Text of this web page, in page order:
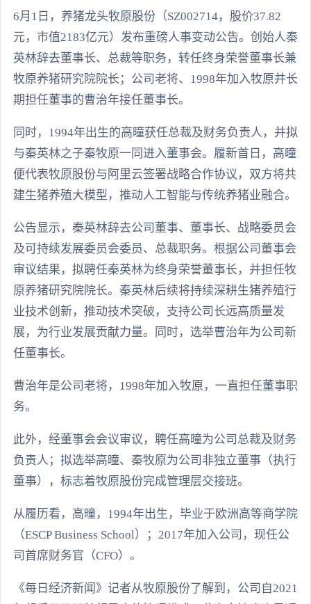
6月1日，养猪龙头牧原股份（SZ002714，股价37.82
元，市值2183亿元）发布重磅人事变动公告。创始人秦
英林辞去董事长、总裁等职务，转任终身荣誉董事长兼
牧原养猪研究院院长；公司老将、1998年加入牧原并长
期担任董事的曹治年接任董事长。
同时，1994年出生的高曈获任总裁及财务负责人，并拟
与秦英林之子秦牧原一同进入董事会。履新首日，高曈
便代表牧原股份与阿里云签署战略合作协议，双方将共
建生猪养殖大模型，推动人工智能与传统养猪业融合。
公告显示，秦英林辞去公司董事、董事长、战略委员会
及可持续发展委员会委员、总裁职务。根据公司董事会
审议结果，拟聘任秦英林为终身荣誉董事长，并担任牧
原养猪研究院院长。秦英林后续将持续深耕生猪养殖行
业技术创新，推动技术突破，支持公司长远高质量发
展，为行业发展贡献力量。同时，选举曹治年为公司新
任董事长。
曹治年是公司老将，1998年加入牧原，一直担任董事职
务。
此外，经董事会会议审议，聘任高曈为公司总裁及财务
负责人；拟选举高曈、秦牧原为公司非独立董事（执行
董事），标志着牧原股份完成管理层交接班。
从履历看，高曈，1994年出生，毕业于欧洲高等商学院
（ESCP Business School）；2017年加入公司，现任公
司首席财务官（CFO）。
《每日经济新闻》记者从牧原股份了解到，公司自2021